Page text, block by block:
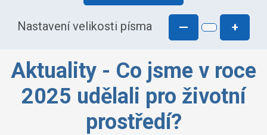
Nastavení velikosti písma — +
Aktuality - Co jsme v roce
2025 udělali pro životní
prostředí?